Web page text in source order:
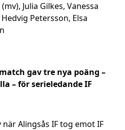
Julia Gilkes, Vanessa
Petersson, Elsa
gav tre nya poäng –
– för serieledande IF
Alingsås IF tog emot IF